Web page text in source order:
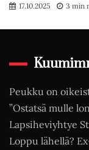
17.10.2025 3 min
Peukku on
”Ostatsä mulle
Lapsiheviyhtye
Loppu lähellä?